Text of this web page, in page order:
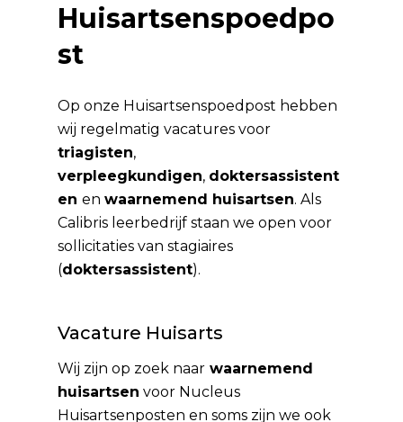
Huisartsenspoedpo
st
Op onze Huisartsenspoedpost hebben
wij regelmatig vacatures voor
triagisten,
verpleegkundigen, doktersassistent
en en waarnemend huisartsen. Als
Calibris leerbedrijf staan we open voor
sollicitaties van stagiaires
(doktersassistent).
Vacature Huisarts
Wij zijn op zoek naar waarnemend
huisartsen voor Nucleus
Huisartsenposten en soms zijn we ook